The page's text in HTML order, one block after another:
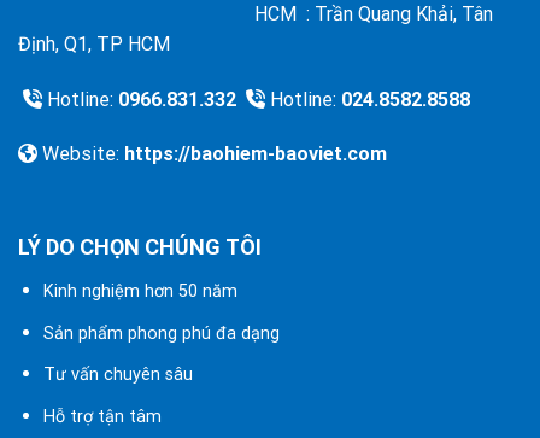
HCM : Trần Quang Khải, Tân
Định, Q1, TP HCM
Hotline: 0966.831.332 Hotline: 024.8582.8588
Website: https://baohiem-baoviet.com
LÝ DO CHỌN CHÚNG TÔI
Kinh nghiệm hơn 50 năm
Sản phẩm phong phú đa dạng
Tư vấn chuyên sâu
Hỗ trợ tận tâm